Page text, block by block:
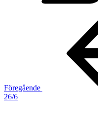
Inläggsnavigering
Föregående
26/6